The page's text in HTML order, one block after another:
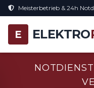
Meisterbetrieb & 24h
E ELEKTRO